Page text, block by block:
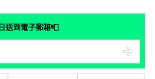
送到電子郵箱📮